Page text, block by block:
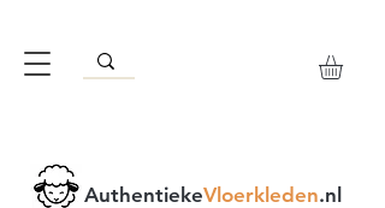
AuthentiekeVloerkleden.nl